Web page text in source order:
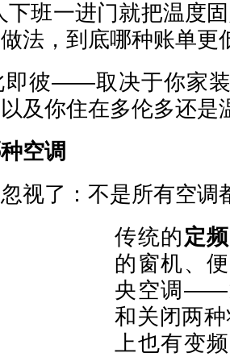
下班一进门就把温度
法，到底哪种账单更
即彼——取决于你家
及你住在多伦多还是
空调
视了：不是所有空调
传统的 定
的窗机、
央空调——
和关闭两
上也有变